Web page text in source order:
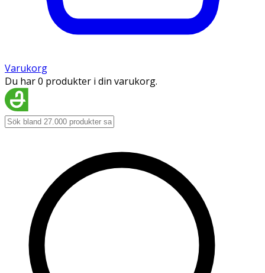
Varukorg
Du har 0 produkter i din varukorg.